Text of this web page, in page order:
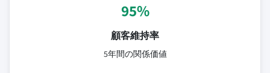
95%
顧客維持率
5年間の関係価値